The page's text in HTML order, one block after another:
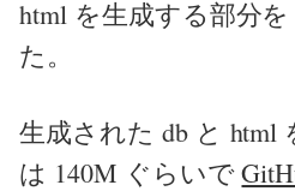
html を生成する部分
た。
生成された db と html
は 140M ぐらいで